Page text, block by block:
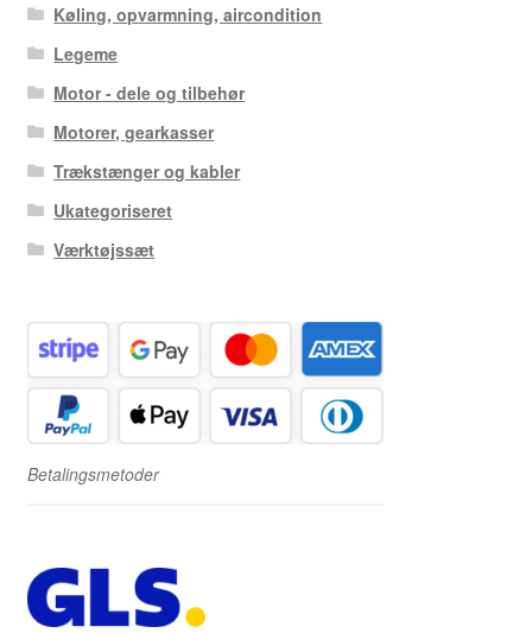
Køling, opvarmning, aircondition
Legeme
Motor - dele og tilbehør
Motorer, gearkasser
Trækstænger og kabler
Ukategoriseret
Værktøjssæt
Betalingsmetoder